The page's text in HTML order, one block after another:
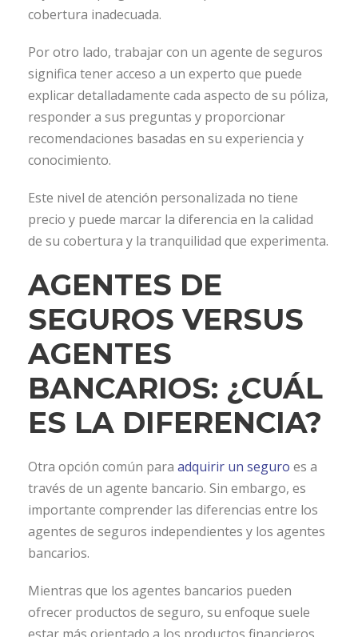
cobertura inadecuada.
Por otro lado, trabajar con un agente de seguros
significa tener acceso a un experto que puede
explicar detalladamente cada aspecto de su póliza,
responder a sus preguntas y proporcionar
recomendaciones basadas en su experiencia y
conocimiento.
Este nivel de atención personalizada no tiene
precio y puede marcar la diferencia en la calidad
de su cobertura y la tranquilidad que experimenta.
AGENTES DE
SEGUROS VERSUS
AGENTES
BANCARIOS: ¿CUÁL
ES LA DIFERENCIA?
Otra opción común para adquirir un seguro es a
través de un agente bancario. Sin embargo, es
importante comprender las diferencias entre los
agentes de seguros independientes y los agentes
bancarios.
Mientras que los agentes bancarios pueden
ofrecer productos de seguro, su enfoque suele